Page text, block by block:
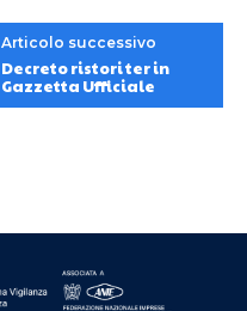
Articolo successivo
Decreto ristori ter in
Gazzetta Ufficiale